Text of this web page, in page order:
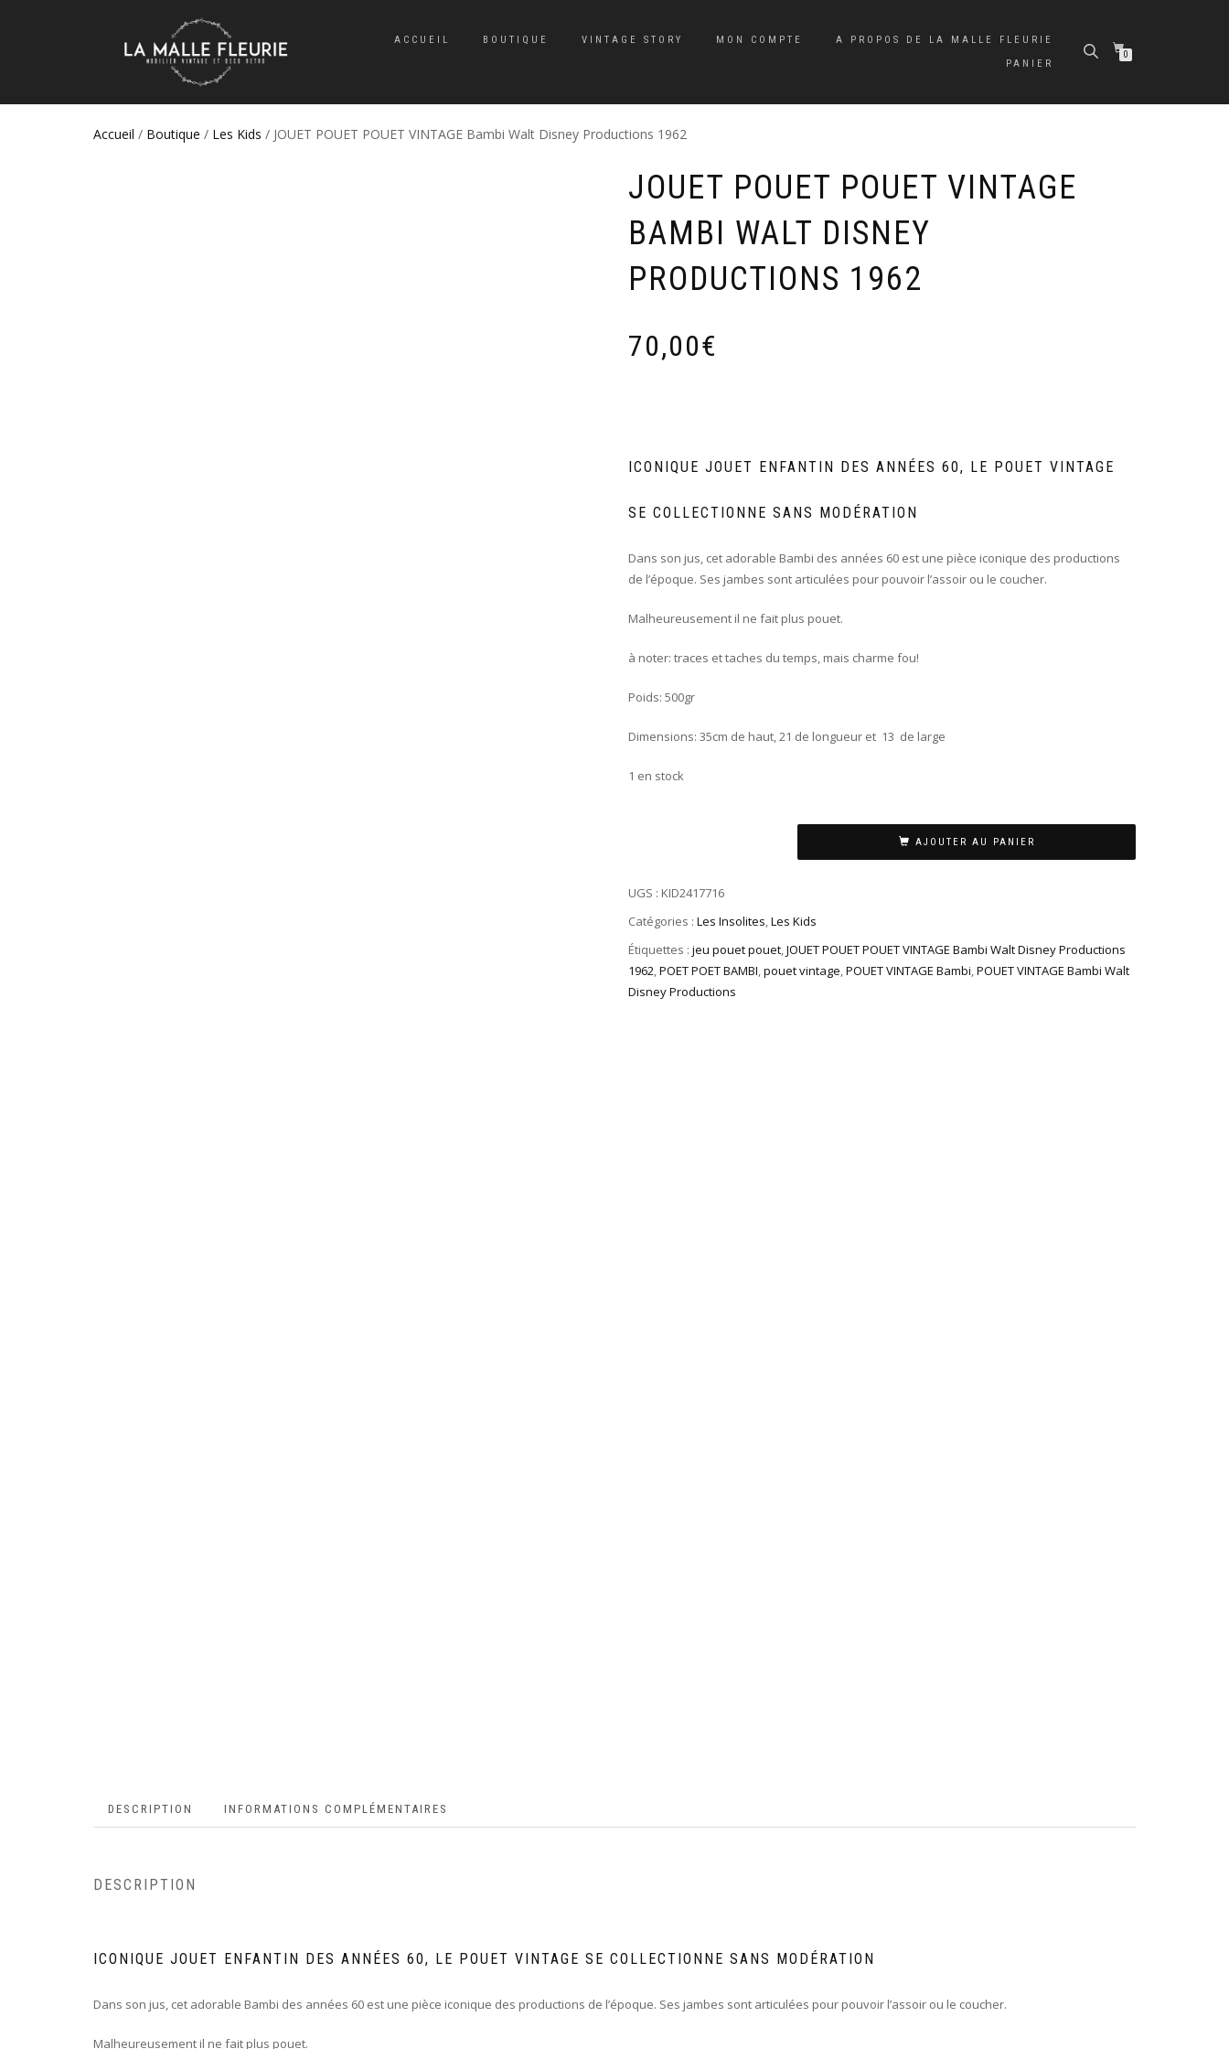
ACCUEIL BOUTIQUE VINTAGE STORY MON COMPTE
A PROPOS DE LA MALLE FLEURIE
PANIER
0
Accueil / Boutique / Les Kids / JOUET POUET POUET VINTAGE Bambi Walt Disney Productions 1962
JOUET POUET POUET VINTAGE
BAMBI WALT DISNEY
PRODUCTIONS 1962
70,00€
ICONIQUE JOUET ENFANTIN DES ANNÉES 60, LE POUET VINTAGE
SE COLLECTIONNE SANS MODÉRATION
Dans son jus, cet adorable Bambi des années 60 est une pièce iconique des productions
de l’époque. Ses jambes sont articulées pour pouvoir l’assoir ou le coucher.
Malheureusement il ne fait plus pouet.
à noter: traces et taches du temps, mais charme fou!
Poids: 500gr
Dimensions: 35cm de haut, 21 de longueur et 13 de large
1 en stock
AJOUTER AU PANIER
UGS : KID2417716
Catégories : Les Insolites,Les Kids
Étiquettes : jeu pouet pouet,JOUET POUET POUET VINTAGE Bambi Walt Disney Productions
1962,POET POET BAMBI,pouet vintage,POUET VINTAGE Bambi,POUET VINTAGE Bambi Walt
Disney Productions
DESCRIPTION INFORMATIONS COMPLÉMENTAIRES
DESCRIPTION
ICONIQUE JOUET ENFANTIN DES ANNÉES 60, LE POUET VINTAGE SE COLLECTIONNE SANS MODÉRATION
Dans son jus, cet adorable Bambi des années 60 est une pièce iconique des productions de l’époque. Ses jambes sont articulées pour pouvoir l’assoir ou le coucher.
Malheureusement il ne fait plus pouet.